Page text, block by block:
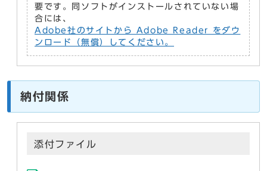
要です。同ソフトがインストールされていない場
合には、
Adobe社のサイトから Adobe Reader をダウ
ンロード（無償）してください。
納付関係
添付ファイル